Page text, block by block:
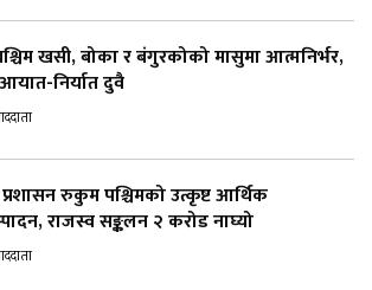
खसी, बोका र बंगुरकोको मासुमा आत्मनिर्भर,
निर्यात दुवै
रुकुम पश्चिमको उत्कृष्ट आर्थिक
राजस्व सङ्कलन २ करोड नाघ्यो